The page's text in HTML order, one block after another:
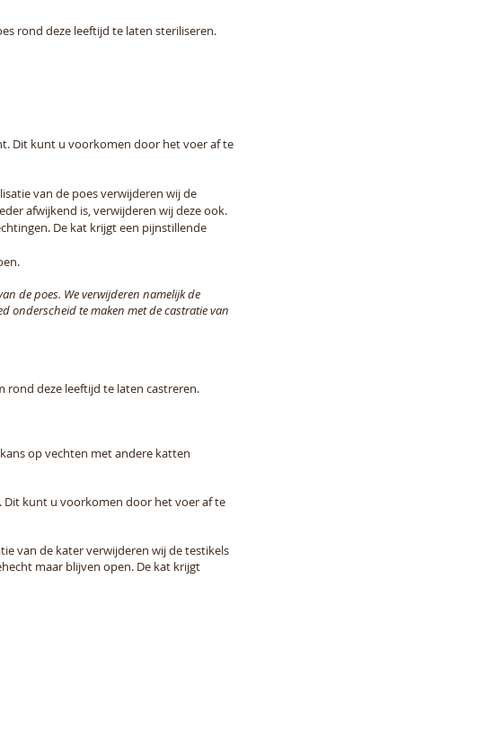
rond deze leeftijd te laten steriliseren.
Dit kunt u voorkomen door het voer af te
van de poes verwijderen wij de
afwijkend is, verwijderen wij deze ook.
De kat krijgt een pijnstillende
de poes. We verwijderen namelijk de
onderscheid te maken met de castratie van
rond deze leeftijd te laten castreren.
op vechten met andere katten
Dit kunt u voorkomen door het voer af te
van de kater verwijderen wij de testikels
maar blijven open. De kat krijgt